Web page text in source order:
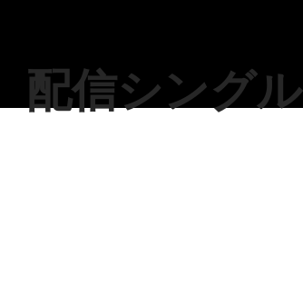
配信シングル